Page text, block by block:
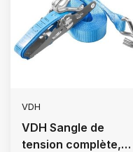
VDH
VDH Sangle de
tension complète,